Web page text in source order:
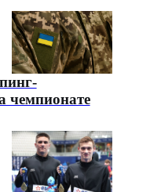
чемпионате